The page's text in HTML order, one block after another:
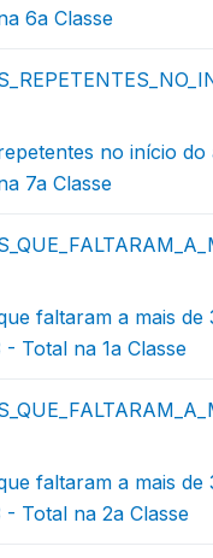
6a Classe
no início do
7a Classe
faltaram a mais de
- Total na 1a Classe
faltaram a mais de
- Total na 2a Classe